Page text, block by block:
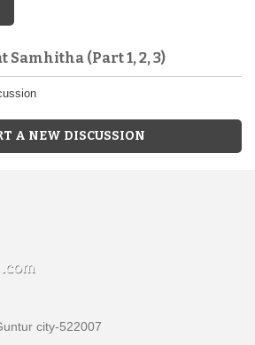
(Part 1, 2, 3)
A NEW DISCUSSION
city-522007